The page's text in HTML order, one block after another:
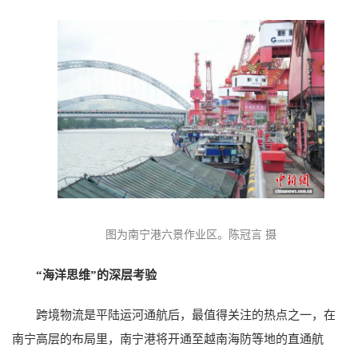
图为南宁港六景作业区。陈冠言 摄
“海洋思维”的深层考验
跨境物流是平陆运河通航后，最值得关注的热点之一，在
南宁高层的布局里，南宁港将开通至越南海防等地的直通航